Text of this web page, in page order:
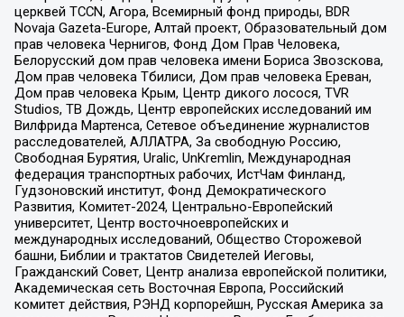
церквей TCCN, Агора, Всемирный фонд природы, BDR
Novaja Gazeta-Europe, Алтай проект, Образовательный дом
прав человека Чернигов, Фонд Дом Прав Человека,
Белорусский дом прав человека имени Бориса Звозскова,
Дом прав человека Тбилиси, Дом прав человека Ереван,
Дом прав человека Крым, Центр дикого лосося, TVR
Studios, ТВ Дождь, Центр европейских исследований им
Вилфрида Мартенса, Сетевое объединение журналистов
расследователей, АЛЛАТРА, За свободную Россию,
Свободная Бурятия, Uralic, UnKremlin, Международная
федерация транспортных рабочих, ИстЧам Финланд,
Гудзоновский институт, Фонд Демократического
Развития, Комитет-2024, Центрально-Европейский
университет, Центр восточноевропейских и
международных исследований, Общество Сторожевой
башни, Библии и трактатов Свидетелей Иеговы,
Гражданский Совет, Центр анализа европейской политики,
Академическая сеть Восточная Европа, Российский
комитет действия, РЭНД корпорейшн, Русская Америка за